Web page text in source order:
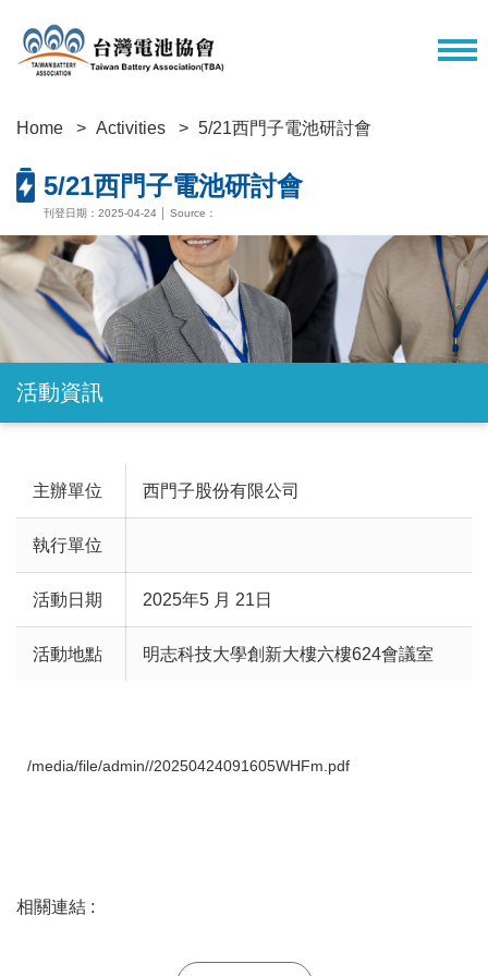
Home Activities 5/21西門子電池研討會
5/21西門子電池研討會
刊登日期：2025-04-24 │ Source：
活動資訊
主辦單位 西門子股份有限公司
執行單位
活動日期 2025年5 月 21日
活動地點 明志科技大學創新大樓六樓624會議室
/media/file/admin//20250424091605WHFm.pdf
相關連結 :